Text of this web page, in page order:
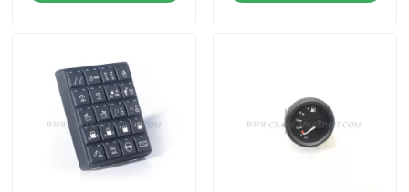
Quote request suatu
Suku cadang derek